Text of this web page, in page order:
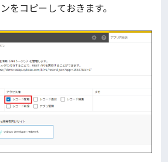
をコピーしておきます。